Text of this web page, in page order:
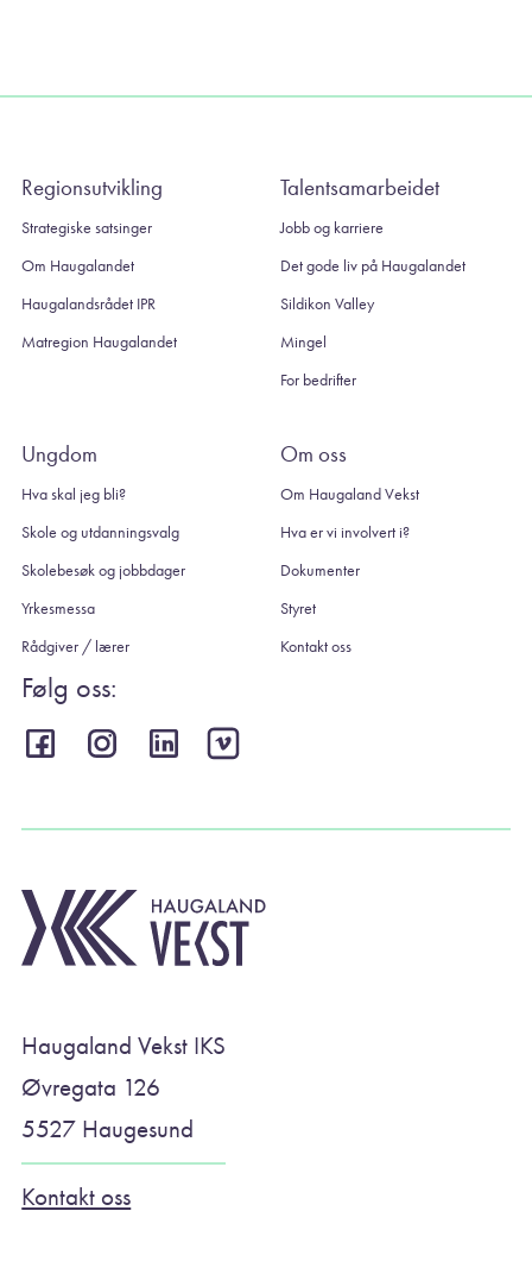
Regionsutvikling
Strategiske satsinger
Om Haugalandet
Haugalandsrådet IPR
Matregion Haugalandet
Talentsamarbeidet
Jobb og karriere
Det gode liv på Haugalandet
Sildikon Valley
Mingel
For bedrifter
Ungdom
Hva skal jeg bli?
Skole og utdanningsvalg
Skolebesøk og jobbdager
Yrkesmessa
Rådgiver / lærer
Om oss
Om Haugaland Vekst
Hva er vi involvert i?
Dokumenter
Styret
Kontakt oss
Følg oss:
Haugaland Vekst IKS
Øvregata 126
5527 Haugesund
Kontakt oss